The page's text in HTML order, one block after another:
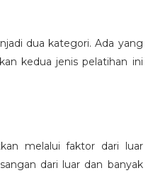
dua kategori. Ada yang
kedua jenis pelatihan ini
melalui faktor dari luar
dari luar dan banyak